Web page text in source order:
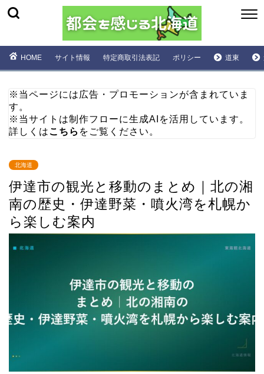
HOME サイト情報 特定商取引法表記 ポリシー 道東
※当ページには広告・プロモーションが含まれていま
す。
※当サイトは制作フローに生成AIを活用しています。
詳しくはこちら をご覧ください。
北海道
伊達市の観光と移動のまとめ｜北の湘
南の歴史・伊達野菜・噴火湾を札幌か
ら楽しむ案内